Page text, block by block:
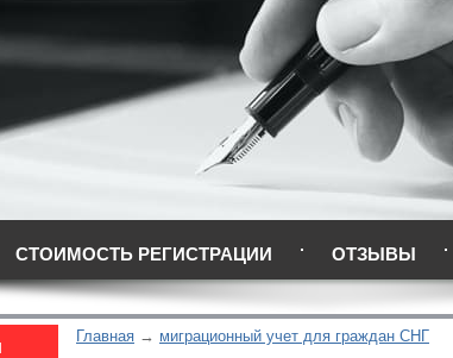
СТОИМОСТЬ РЕГИСТРАЦИИ ОТЗЫВЫ
Главная миграционный учет для граждан СНГ